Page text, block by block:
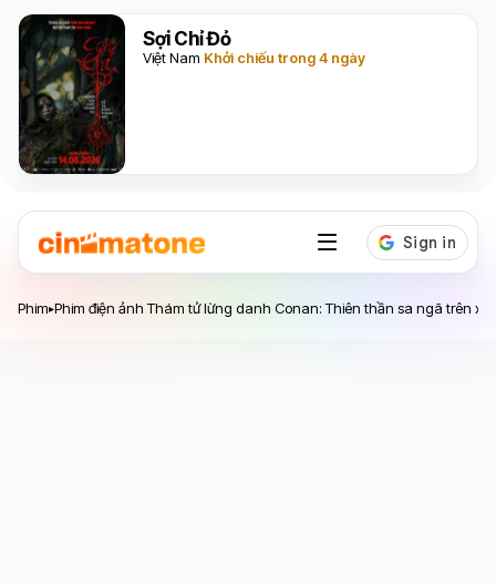
Sợi Chỉ Đỏ
Việt Nam Khởi chiếu trong 4 ngày
sa ngã trên xa lộ
Phim▸Phim điện ảnh Thám tử lừng danh Conan: Thiên thần sa ngã trên xa